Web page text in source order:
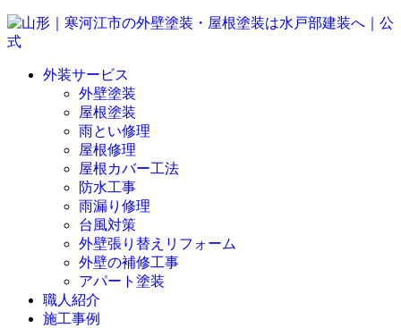
外装サービス
外壁塗装
屋根塗装
雨とい修理
屋根修理
屋根カバー工法
防水工事
雨漏り修理
台風対策
外壁張り替えリフォーム
外壁の補修工事
アパート塗装
職人紹介
施工事例